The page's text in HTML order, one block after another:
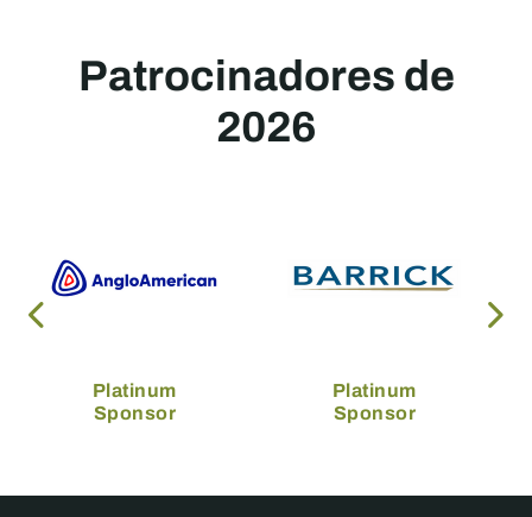
Patrocinadores de
2026
Platinum
Sponsor
Platinum
Sponsor